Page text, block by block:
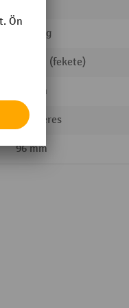
2200 kg
Nejlon (fekete)
82 mm
Egyszeres
96 mm